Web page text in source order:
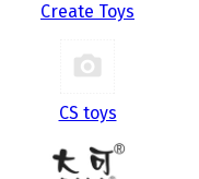
Create Toys
CS toys